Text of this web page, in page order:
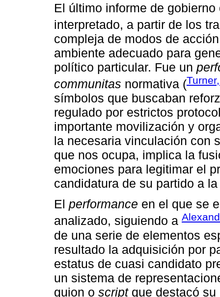
El último informe de
interpretado, a partir de los
compleja de modos de
ambiente adecuado para
político particular. Fue un
communitas normativa (
símbolos que buscaban
regulado por estrictos
importante movilización y
la necesaria vinculación con
que nos ocupa, implica la
emociones para legitimar el
candidatura de su partido a
El performance en el que se
analizado, siguiendo a
de una serie de elementos
resultado la adquisición por
estatus de cuasi candidato
un sistema de
guion o scriptque destacó su